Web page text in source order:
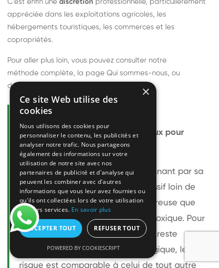
C'est enfin une discrétion professionnelle, particulièrement
appréciée dans les exploitations agricoles, les
hébergements touristiques, les commerces et les
copropriétés.
Pour aller plus loin, vous pouvez consulter notre
méthode complète, la page Qui sommes-nous, ou
découvrir
Questions fréquentes
Le frelon européen est-il dangereux pour
l'homme ?
Le frelon européen est impressionnant par sa
taille mais relativement peu agressif loin de
son nid. Sa piqûre est plus douloureuse que
celle d'une guêpe sans être plus toxique. Pour
une personne non allergique, elle reste
bénigne. Pour une personne allergique, le
risque est comparable à celui de tout autre
×
Ce site Web utilise des
cookies
Nous utilisons des cookies pour
personnaliser le contenu, les publicités et
analyser notre trafic. Nous partageons
également des informations sur votre
utilisation de notre site avec nos
partenaires de publicité et d'analyse qui
peuvent les combiner avec d'autres
informations que vous leur avez fournies ou
qu'ils ont collectées lors de votre utilisation
de leurs services. En savoir plus
ACCEPTER TOUT REFUSER TOUT
POWERED BY COOKIESCRIPT